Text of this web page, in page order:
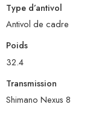
Type d’antivol
Antivol de cadre
Poids
32.4
Transmission
Shimano Nexus 8